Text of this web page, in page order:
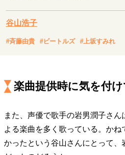
セカンドキャリアの描き方
独
大人の学び直し
夢を掴む選択
リーダーの流儀 変革の原動力
マインドセット
谷山浩子
#斉藤由貴 #ビートルズ #上坂すみれ
楽曲提供時に気を付
また、声優で歌手の岩男潤子さ
よる楽曲を多く歌っている。かね
かったという谷山さんにとって、